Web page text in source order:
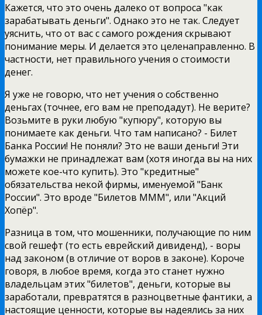
Кажется, что это очень далеко от вопроса "как
зарабатывать деньги". Однако это не так. Следует
уяснить, что от вас с самого рождения скрывают
понимание меры. И делается это целенаправленно. В
частности, нет правильного учения о стоимости
денег.
Я уже не говорю, что нет учения о собственно
деньгах (точнее, его вам не преподадут). Не верите?
Возьмите в руки любую "купюру", которую вы
понимаете как деньги. Что там написано? - Билет
Банка России! Не поняли? Это не ваши деньги! Эти
бумажки не принадлежат вам (хотя иногда вы на них
можете кое-что купить). Это "кредитные"
обязательства некой фирмы, именуемой "Банк
России". Это вроде "Билетов МММ", или "Акций
Хопёр".
Разница в том, что мошенники, получающие по ним
свой гешефт (то есть еврейский дивиденд), - воры
над законом (в отличие от воров в законе). Короче
говоря, в любое время, когда это станет нужно
владельцам этих "билетов", деньги, которые вы
заработали, превратятся в разноцветные фантики, а
настоящие ценности, которые вы надеялись за них